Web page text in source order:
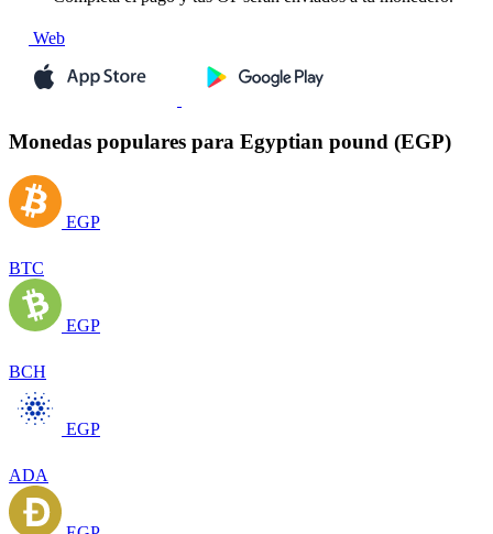
Web
Monedas populares para Egyptian pound (EGP)
EGP
BTC
EGP
BCH
EGP
ADA